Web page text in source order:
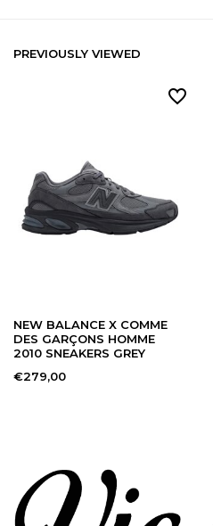
PREVIOUSLY VIEWED
NEW BALANCE X COMME
DES GARÇONS HOMME
2010 SNEAKERS GREY
€279,00